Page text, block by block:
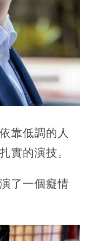
靠低調的人
實的演技。
了一個癡情